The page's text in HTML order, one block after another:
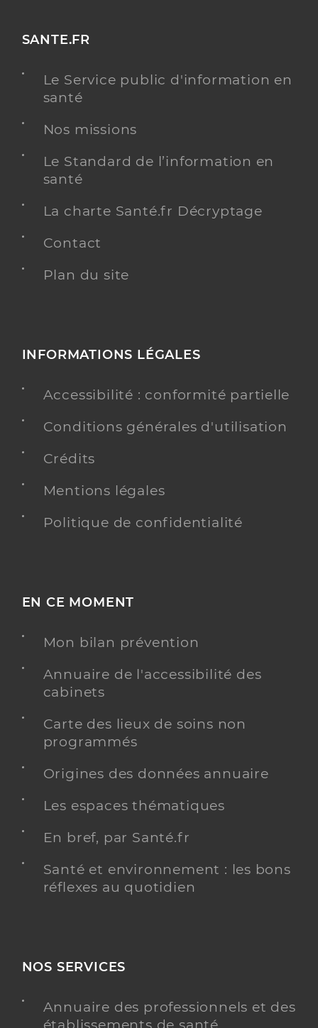
SANTE.FR
Le Service public d'information en
santé
Nos missions
Le Standard de l’information en
santé
La charte Santé.fr Décryptage
Contact
Plan du site
INFORMATIONS LÉGALES
Accessibilité : conformité partielle
Conditions générales d'utilisation
Crédits
Mentions légales
Politique de confidentialité
EN CE MOMENT
Mon bilan prévention
Annuaire de l'accessibilité des
cabinets
Carte des lieux de soins non
programmés
Origines des données annuaire
Les espaces thématiques
En bref, par Santé.fr
Santé et environnement : les bons
réflexes au quotidien
NOS SERVICES
Annuaire des professionnels et des